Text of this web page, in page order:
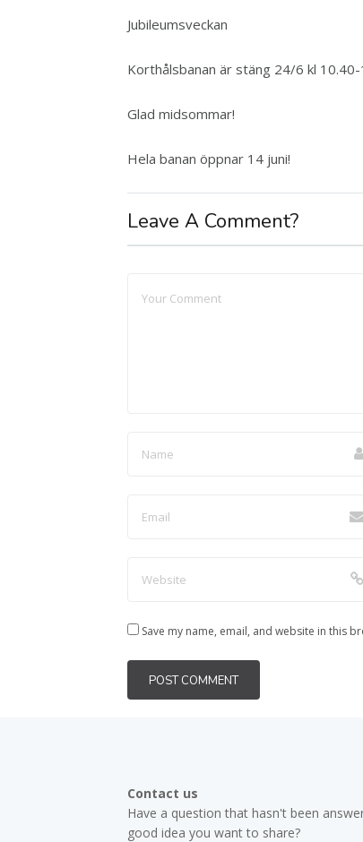
Jubileumsveckan
Korthålsbanan är stäng 24/6 kl
Glad midsommar!
Hela banan öppnar 14 juni!
Leave A Comment?
Save my name, email, and website in this
Contact us
Have a question that hasn't been
good idea you want to share?